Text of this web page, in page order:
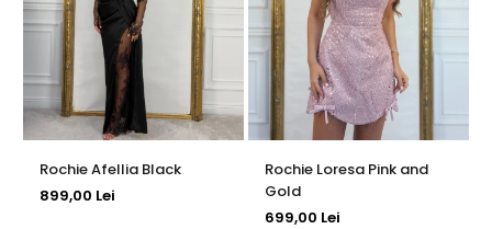
Rochie Afellia Black
899,00 Lei
Rochie Loresa Pink and
Gold
699,00 Lei